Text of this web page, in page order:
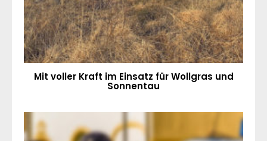
Mit voller Kraft im Einsatz für Wollgras und
Sonnentau